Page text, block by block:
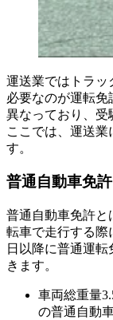
運送業ではトラッ
必要なのが運転免
異なっており、受
ここでは、運送業
す。
普通自動車免許
普通自動車免許と
転車で走行する際
日以降に普通運
きます。
車両総重量
の普通自動